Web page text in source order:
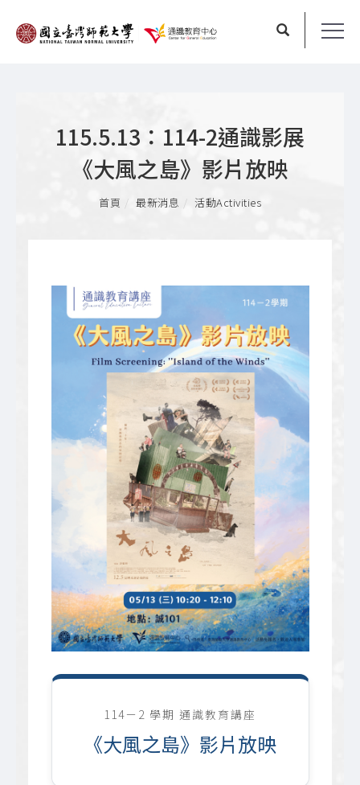
115.5.13：114-2通識影展
《大風之島》影片放映
首頁 最新消息 活動Activities
114－2 學期 通識教育講座
《大風之島》影片放映